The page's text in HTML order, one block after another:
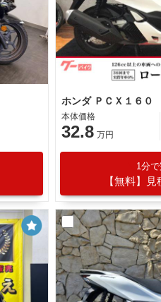
ホンダ ＰＣＸ１６０
本体価格
32.8 万円
1分で
【無料】